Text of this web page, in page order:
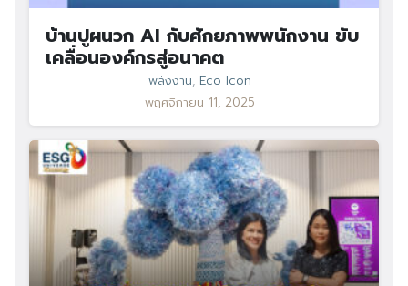
บ้านปูผนวก AI กับศักยภาพพนักงาน ขับ
เคลื่อนองค์กรสู่อนาคต
พลังงาน, Eco Icon
พฤศจิกายน 11, 2025